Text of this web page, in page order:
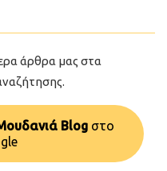
άρθρα μας στα
Blog στo